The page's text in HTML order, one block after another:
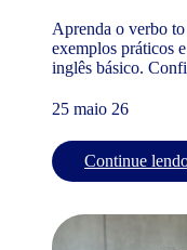
Aprenda o verbo
exemplos práticos
inglês básico.
25 maio 26
Continue